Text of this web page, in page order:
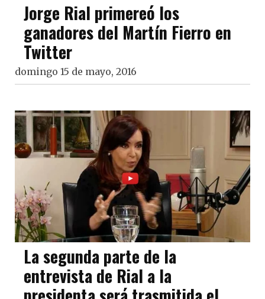
Jorge Rial primereó los
ganadores del Martín Fierro en
Twitter
domingo 15 de mayo, 2016
La segunda parte de la
entrevista de Rial a la